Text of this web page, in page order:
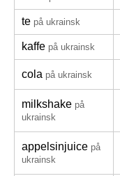
te på ukrainsk
kaffe på ukrainsk
cola på ukrainsk
milkshake på
ukrainsk
appelsinjuice på
ukrainsk